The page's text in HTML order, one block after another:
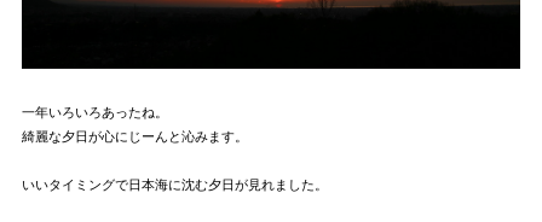
一年いろいろあったね。
綺麗な夕日が心にじーんと沁みます。
いいタイミングで日本海に沈む夕日が見れました。